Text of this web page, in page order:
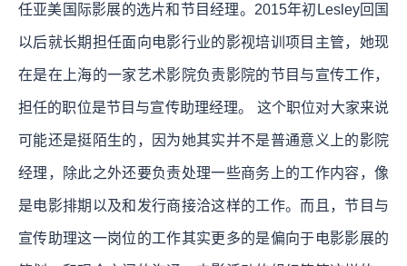
任亚美国际影展的选片和节目经理。2015年初Lesley回国
以后就长期担任面向电影行业的影视培训项目主管，她现
在是在上海的一家艺术影院负责影院的节目与宣传工作，
担任的职位是节目与宣传助理经理。 这个职位对大家来说
可能还是挺陌生的，因为她其实并不是普通意义上的影院
经理，除此之外还要负责处理一些商务上的工作内容，像
是电影排期以及和发行商接洽这样的工作。而且，节目与
宣传助理这一岗位的工作其实更多的是偏向于电影影展的